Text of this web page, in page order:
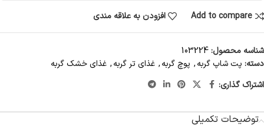
Add to compare
افزودن به علاقه مندی
شناسه محصول:103224
دسته: پت شاپ گربه, پوچ گربه, غذای تر گربه, غذای خشک گربه
اشتراک گذاری:
توضیحات تکمیلی